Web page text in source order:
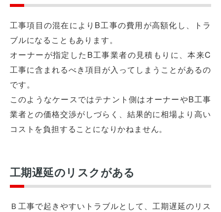
工事項目の混在によりB工事の費用が高額化し、トラ
ブルになることもあります。
オーナーが指定したB工事業者の見積もりに、本来C
工事に含まれるべき項目が入ってしまうことがあるの
です。
このようなケースではテナント側はオーナーやB工事
業者との価格交渉がしづらく、結果的に相場より高い
コストを負担することになりかねません。
工期遅延のリスクがある
Ｂ工事で起きやすいトラブルとして、工期遅延のリス